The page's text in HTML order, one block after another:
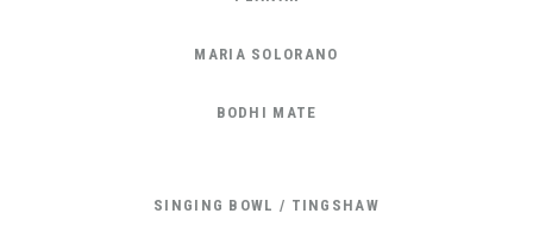
MARIA SOLORANO
BODHI MATE
SINGING BOWL / TINGSHAW